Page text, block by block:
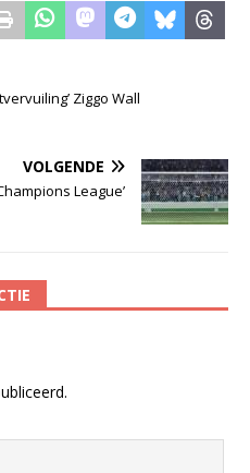
Ziggo Wall
VOLGENDE
League’